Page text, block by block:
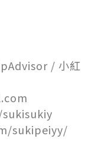
/ 小紅
sukipeiyy/